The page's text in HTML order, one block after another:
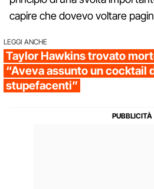
capire che dovevo voltare
LEGGI ANCHE
Taylor Hawkins trovato
“Aveva assunto un cocktail
stupefacenti”